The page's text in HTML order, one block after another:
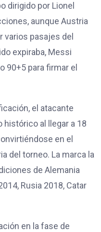
dirigido por Lionel
aunque Austria
varios pasajes del
expiraba, Messi
90+5 para firmar el
el atacante
al llegar a 18
en el
del torneo. La marca la
de Alemania
Rusia 2018, Catar
en la fase de